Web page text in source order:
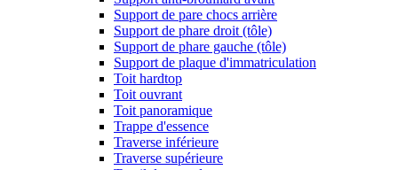
Support de pare chocs arrière
Support de phare droit (tôle)
Support de phare gauche (tôle)
Support de plaque d'immatriculation
Toit hardtop
Toit ouvrant
Toit panoramique
Trappe d'essence
Traverse inférieure
Traverse supérieure